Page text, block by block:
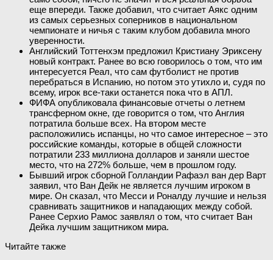
еще впереди. Также добавил, что считает Аякс одним
из самых серьезных соперников в национальном
чемпионате и ничья с таким клубом добавила много
уверенности.
Английский Тоттенхэм предложил Кристиану Эриксену
новый контракт. Ранее во всю говорилось о том, что им
интересуется Реал, что сам футболист не против
перебраться в Испанию, но потом это утихло и, судя по
всему, игрок все-таки останется пока что в АПЛ.
ФИФА опубликовала финансовые отчеты о летнем
трансферном окне, где говорится о том, что Англия
потратила больше всех. На втором месте
расположились испанцы, но что самое интересное – это
российские команды, которые в общей сложности
потратили 233 миллиона долларов и заняли шестое
место, что на 272% больше, чем в прошлом году.
Бывший игрок сборной Голландии Рафаэл ван дер Варт
заявил, что Ван Дейк не является лучшим игроком в
мире. Он сказал, что Месси и Роналду лучшие и нельзя
сравнивать защитников и нападающих между собой.
Ранее Серхио Рамос заявлял о том, что считает Ван
Дейка лучшим защитником мира.
Читайте также